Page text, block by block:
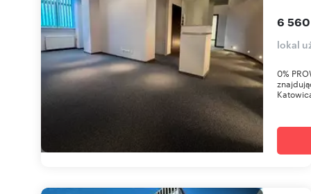
6
lokal
0%